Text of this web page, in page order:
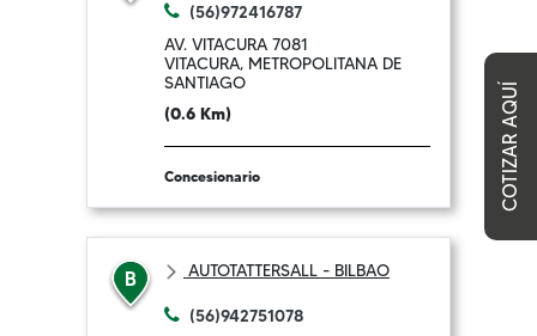
(56)972416787
AV. VITACURA 7081
VITACURA, METROPOLITANA DE
SANTIAGO
(0.6 Km)
Concesionario
B AUTOTATTERSALL - BILBAO
(56)942751078
COTIZAR AQUÍ